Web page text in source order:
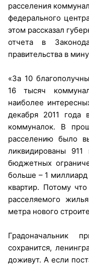
расселения
федерального
этом рассказал
отчета в
правительства в
«За 10
16 тысяч
наиболее
декабря 2011
коммуналок. В
расселению было
ликвидированы
бюджетных
больше – 1
квартир. Потому
расселяемого
метра нового
Градоначальник
сохранится,
доживут. А если